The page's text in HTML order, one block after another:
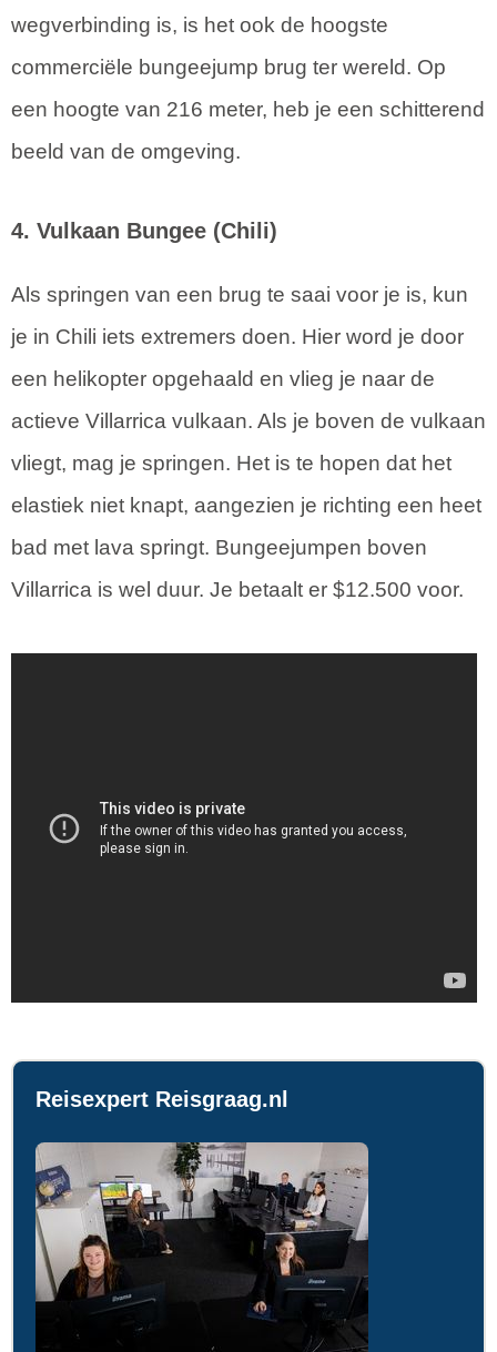
wegverbinding is, is het ook de hoogste
commerciële bungeejump brug ter wereld. Op
een hoogte van 216 meter, heb je een schitterend
beeld van de omgeving.
4. Vulkaan Bungee (Chili)
Als springen van een brug te saai voor je is, kun
je in Chili iets extremers doen. Hier word je door
een helikopter opgehaald en vlieg je naar de
actieve Villarrica vulkaan. Als je boven de vulkaan
vliegt, mag je springen. Het is te hopen dat het
elastiek niet knapt, aangezien je richting een heet
bad met lava springt. Bungeejumpen boven
Villarrica is wel duur. Je betaalt er $12.500 voor.
Reisexpert Reisgraag.nl